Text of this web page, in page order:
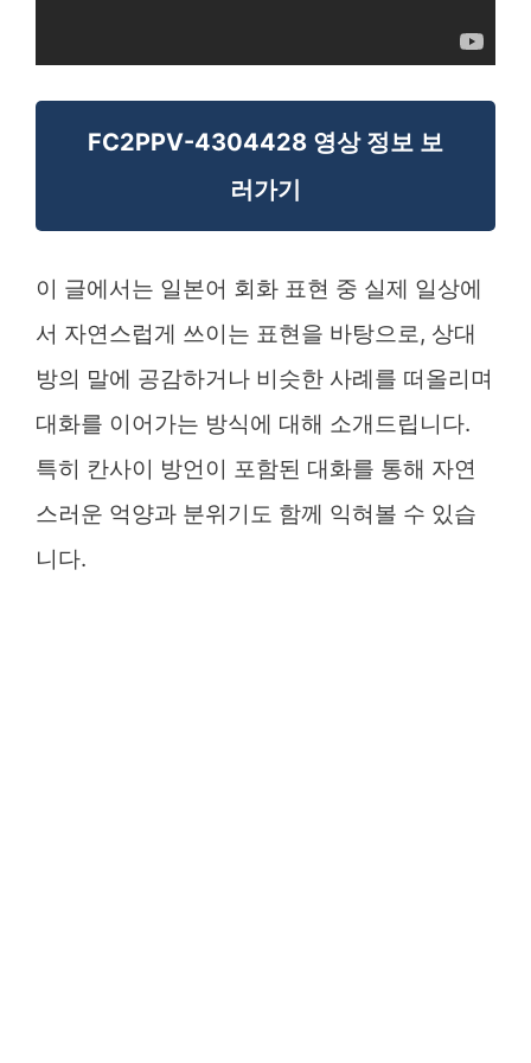
FC2PPV-4304428 영상 정보 보
러가기
이 글에서는 일본어 회화 표현 중 실제 일상에
서 자연스럽게 쓰이는 표현을 바탕으로, 상대
방의 말에 공감하거나 비슷한 사례를 떠올리며
대화를 이어가는 방식에 대해 소개드립니다.
특히 칸사이 방언이 포함된 대화를 통해 자연
스러운 억양과 분위기도 함께 익혀볼 수 있습
니다.